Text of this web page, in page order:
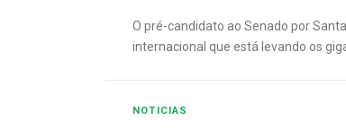
O pré-candidato ao Senado por
internacional que está levando os
NOTICIAS